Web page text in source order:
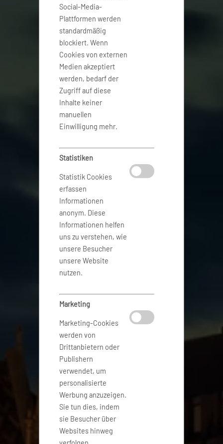
Social-Media-
Plattformen werden
standardmäßig
blockiert. Wenn
Cookies von externen
Medien akzeptiert
werden, bedarf der
Zugriff auf diese
Inhalte keiner
manuellen
Einwilligung mehr.
Statistiken
Statistik Cookies
erfassen
Informationen
anonym. Diese
Informationen helfen
uns zu verstehen, wie
unsere Besucher
unsere Website
nutzen.
Marketing
Marketing-Cookies
werden von
Drittanbietern oder
Publishern
verwendet, um
personalisierte
Werbung anzuzeigen.
Sie tun dies, indem
sie Besucher über
Websites hinweg